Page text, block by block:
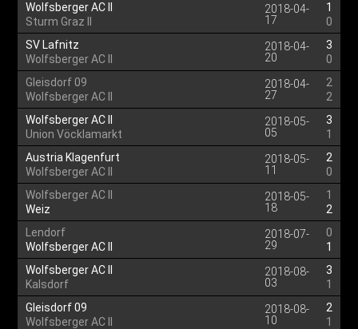
Wolfsberger AC II
Sturm Graz II
2018-04-
17
1
0
SV Lafnitz
Wolfsberger AC II
2018-04-
20
3
0
Gleisdorf 09
Wolfsberger AC II
2018-04-
27
2
2
Wolfsberger AC II
Union Vöcklamarkt
2018-05-
05
3
1
Austria Klagenfurt
Wolfsberger AC II
2018-05-
11
2
0
Wolfsberger AC II
Weiz
2018-05-
18
1
2
Lendorf
Wolfsberger AC II
2018-07-
29
0
1
Wolfsberger AC II
Kalsdorf
2018-08-
03
3
1
Gleisdorf 09
Wolfsberger AC II
2018-08-
10
2
1